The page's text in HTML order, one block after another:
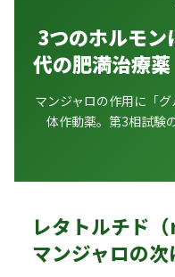
3つのホルモン
代の肥満治療
マンジャロの作用に「
体作動薬。第3相試験
レタトルチド
マンジャロの